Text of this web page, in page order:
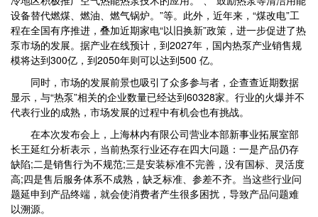
设备替代燃煤、燃油、燃气锅炉。”等。此外，近年来，“煤改电”工
程在全国有序推进，叠加近期家电“以旧换新”政策，进一步促进了热
泵市场的发展。据产业在线预计，到2027年，国内热泵产业销售规
模将达到300亿，到2050年则可以达到500 亿。
同时，市场的发展前景也吸引了众多参与者，企查查近期数据
显示，与“热泵”相关的企业数量已经达到60328家。行业的火爆并不
代表行业的成熟，市场发展的过程中有机会也有挑战。
在本次发布会上，上海林内有限公司营业本部新事业拓展室部
长王延红分析表示，当前热泵行业还存在四大问题：一是产品仍存
缺陷;二是销售行为不规范;三是安装标准不完善，没有国标、灵活度
高;四是售后服务体系不成熟，缺乏标准、参差不齐。当这些行业问
题延申到产品终端，就会使消费者产生很多困扰，导致产品问题难
以溯源。